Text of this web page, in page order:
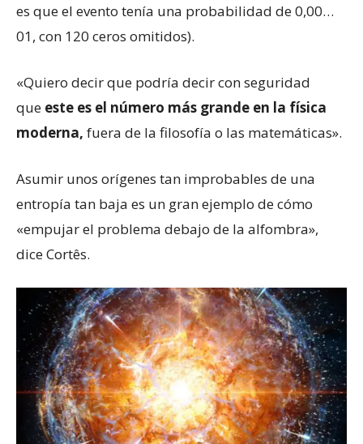
es que el evento tenía una probabilidad de 0,00…
01, con 120 ceros omitidos).
«Quiero decir que podría decir con seguridad
que este es el número más grande en la física
moderna, fuera de la filosofía o las matemáticas».
Asumir unos orígenes tan improbables de una
entropía tan baja es un gran ejemplo de cómo
«empujar el problema debajo de la alfombra»,
dice Cortês.